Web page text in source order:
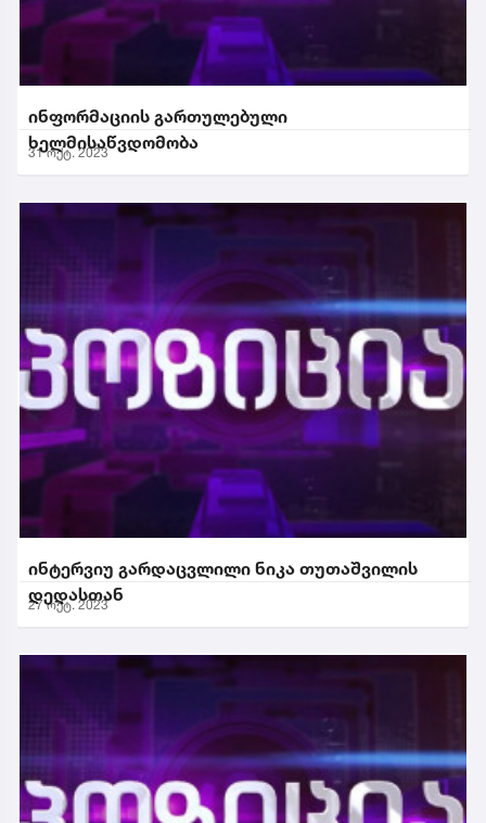
ინფორმაციის გართულებული
ხელმისაწვდომობა
31 ოქტ. 2023
ინტერვიუ გარდაცვლილი ნიკა თუთაშვილის
დედასთან
27 ოქტ. 2023